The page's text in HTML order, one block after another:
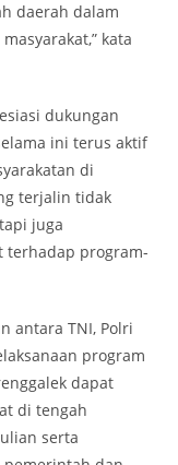
daerah dalam
kata
dukungan
ini terus aktif
di
terjalin tidak
juga
terhadap program-
antara TNI, Polri
program
dapat
di tengah
serta